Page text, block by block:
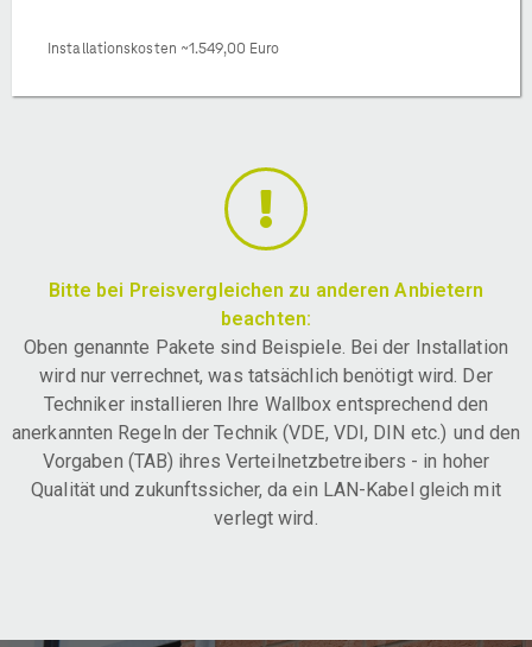
Installationskosten ~1.549,00 Euro
Bitte bei Preisvergleichen zu anderen Anbietern
beachten:
Oben genannte Pakete sind Beispiele. Bei der Installation
wird nur verrechnet, was tatsächlich benötigt wird. Der
Techniker installieren Ihre Wallbox entsprechend den
anerkannten Regeln der Technik (VDE, VDI, DIN etc.) und den
Vorgaben (TAB) ihres Verteilnetzbetreibers - in hoher
Qualität und zukunftssicher, da ein LAN-Kabel gleich mit
verlegt wird.